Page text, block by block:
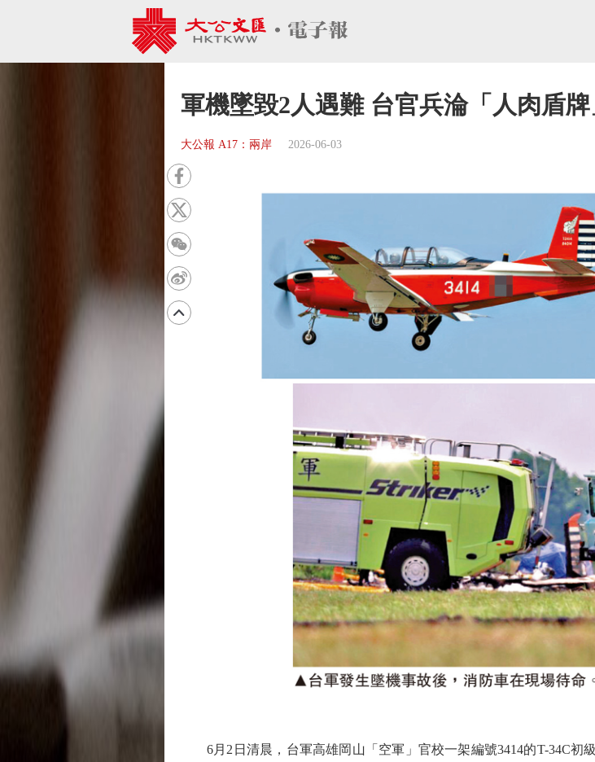
軍機墜毀2人遇難 台官兵淪「人肉盾牌
大公報 A17：兩岸 2026-06-03
6月2日清晨，台軍高雄岡山「空軍」官校一架編號3414的T-34C初